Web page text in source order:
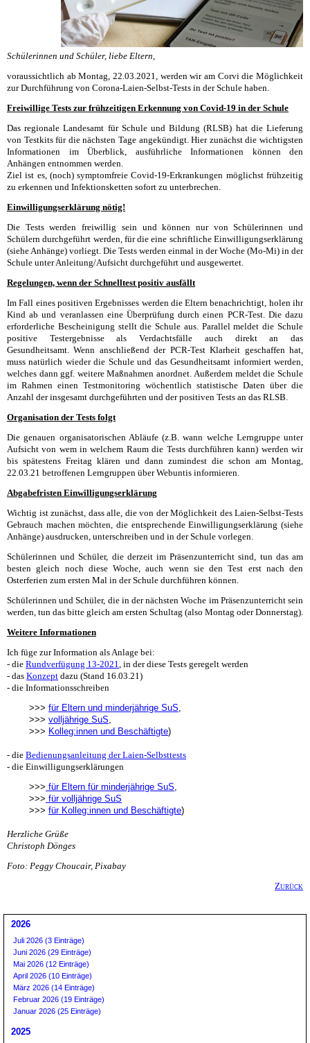
Schülerinnen und Schüler, liebe Eltern,
voraussichtlich ab Montag, 22.03.2021, werden wir am Corvi die Möglichkeit
zur Durchführung von Corona-Laien-Selbst-Tests in der Schule haben.
Freiwillige Tests zur frühzeitigen Erkennung von Covid-19 in der Schule
Das regionale Landesamt für Schule und Bildung (RLSB) hat die Lieferung
von Testkits für die nächsten Tage angekündigt. Hier zunächst die wichtigsten
Informationen im Überblick, ausführliche Informationen können den
Anhängen entnommen werden.
Ziel ist es, (noch) symptomfreie Covid-19-Erkrankungen möglichst frühzeitig
zu erkennen und Infektionsketten sofort zu unterbrechen.
Einwilligungserklärung nötig!
Die Tests werden freiwillig sein und können nur von Schülerinnen und
Schülern durchgeführt werden, für die eine schriftliche Einwilligungserklärung
(siehe Anhänge) vorliegt. Die Tests werden einmal in der Woche (Mo-Mi) in der
Schule unter Anleitung/Aufsicht durchgeführt und ausgewertet.
Regelungen, wenn der Schnelltest positiv ausfällt
Im Fall eines positiven Ergebnisses werden die Eltern benachrichtigt, holen ihr
Kind ab und veranlassen eine Überprüfung durch einen PCR-Test. Die dazu
erforderliche Bescheinigung stellt die Schule aus. Parallel meldet die Schule
positive Testergebnisse als Verdachtsfälle auch direkt an das
Gesundheitsamt. Wenn anschließend der PCR-Test Klarheit geschaffen hat,
muss natürlich wieder die Schule und das Gesundheitsamt informiert werden,
welches dann ggf. weitere Maßnahmen anordnet. Außerdem meldet die Schule
im Rahmen einen Testmonitoring wöchentlich statistische Daten über die
Anzahl der insgesamt durchgeführten und der positiven Tests an das RLSB.
Organisation der Tests folgt
Die genauen organisatorischen Abläufe (z.B. wann welche Lerngruppe unter
Aufsicht von wem in welchem Raum die Tests durchführen kann) werden wir
bis spätestens Freitag klären und dann zumindest die schon am Montag,
22.03.21 betroffenen Lerngruppen über Webuntis informieren.
Abgabefristen Einwilligungserklärung
Wichtig ist zunächst, dass alle, die von der Möglichkeit des Laien-Selbst-Tests
Gebrauch machen möchten, die entsprechende Einwilligungserklärung (siehe
Anhänge) ausdrucken, unterschreiben und in der Schule vorlegen.
Schülerinnen und Schüler, die derzeit im Präsenzunterricht sind, tun das am
besten gleich noch diese Woche, auch wenn sie den Test erst nach den
Osterferien zum ersten Mal in der Schule durchführen können.
Schülerinnen und Schüler, die in der nächsten Woche im Präsenzunterricht sein
werden, tun das bitte gleich am ersten Schultag (also Montag oder Donnerstag).
Weitere Informationen
Ich füge zur Information als Anlage bei:
- die Rundverfügung 13-2021, in der diese Tests geregelt werden
- das Konzept dazu (Stand 16.03.21)
- die Informationsschreiben
>>> für Eltern und minderjährige SuS,
>>> volljährige SuS,
>>> Kolleg:innen und Beschäftigte)
- die Bedienungsanleitung der Laien-Selbsttests
- die Einwilligungserklärungen
>>> für Eltern für minderjährige SuS,
>>> für volljährige SuS
>>> für Kolleg:innen und Beschäftigte)
Herzliche Grüße
Christoph Dönges
Foto: Peggy Choucair, Pixabay
Zurück
2026
Juli 2026 (3 Einträge)
Juni 2026 (29 Einträge)
Mai 2026 (12 Einträge)
April 2026 (10 Einträge)
März 2026 (14 Einträge)
Februar 2026 (19 Einträge)
Januar 2026 (25 Einträge)
2025